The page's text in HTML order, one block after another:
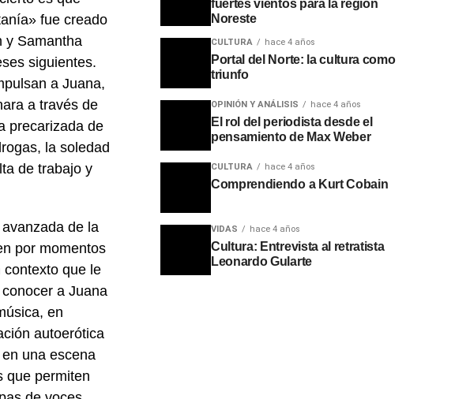
fue creado
y Samantha
siguientes.
a Juana,
a través de
precarizada de
la soledad
de trabajo y
de la
por momentos
contexto que le
a Juana
en
autoerótica
una escena
que permiten
fuertes vientos para la región
Noreste
CULTURA hace 4 años
Portal del Norte: la cultura como
triunfo
OPINIÓN Y ANÁLISIS hace 4 años
El rol del periodista desde el
pensamiento de Max Weber
CULTURA hace 4 años
Comprendiendo a Kurt Cobain
VIDAS hace 4 años
Cultura: Entrevista al retratista
Leonardo Gularte